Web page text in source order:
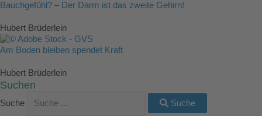
Bauchgefühl? – Der Darm ist das zweite Gehirn!
Hubert Brüderlein
Am Boden bleiben spendet Kraft
Hubert Brüderlein
Suchen
Suche Suche